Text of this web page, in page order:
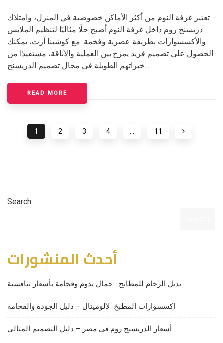
تعتبر غرفة النوم من أكثر الأماكن خصوصية في المنزل، وامتلاك
دريسنج روم داخل غرفة النوم أصبح حلًا مثاليًا لتنظيم الملابس
والأكسسوارات بطريقة عصرية وفخمة. مع كوشينا آرت، يمكنك
الحصول على تصميم فريد يمزج بين العملية والأناقة، مستفيدًا من
خبراتهم الطويلة في مجال تصميم الدريسنج...
READ MORE
1 2 3 4 11
Search
أحدث المنشورات
بديل الرخام للمطابخ… جمال يدوم وفخامة بأسعار تنافسية
إكسسوارات المطبخ الألوميتال – دليل الجودة والفخامة
أسعار الدريسنج روم في مصر – دليل التصميم المثالي